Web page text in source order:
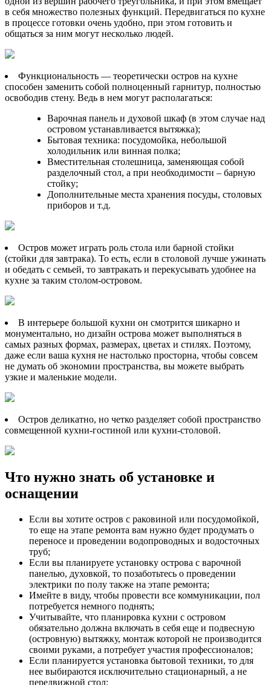
в себя множество полезных функций. Передвигаться по кухне
в процессе готовки очень удобно, при этом готовить и
общаться за ним могут несколько людей.
Функциональность — теоретически остров на кухне
способен заменить собой полноценный гарнитур, полностью
освободив стену. Ведь в нем могут располагаться:
Варочная панель и духовой шкаф (в этом случае над
островом устанавливается вытяжка);
Бытовая техника: посудомойка, небольшой
холодильник или винная полка;
Вместительная столешница, заменяющая собой
разделочный стол, а при необходимости – барную
стойку;
Дополнительные места хранения посуды, столовых
приборов и т.д.
Остров может играть роль стола или барной стойки
(стойки для завтрака). То есть, если в столовой лучше ужинать
и обедать с семьей, то завтракать и перекусывать удобнее на
кухне за таким столом-островом.
В интерьере большой кухни он смотрится шикарно и
монументально, но дизайн острова может выполняться в
самых разных формах, размерах, цветах и стилях. Поэтому,
даже если ваша кухня не настолько просторна, чтобы совсем
не думать об экономии пространства, вы можете выбрать
узкие и маленькие модели.
Остров деликатно, но четко разделяет собой пространство
совмещенной кухни-гостиной или кухни-столовой.
Что нужно знать об установке и
оснащении
Если вы хотите остров с раковиной или посудомойкой,
то еще на этапе ремонта вам нужно будет продумать о
переносе и проведении водопроводных и водосточных
труб;
Если вы планируете установку острова с варочной
панелью, духовкой, то позаботьтесь о проведении
электрики по полу также на этапе ремонта;
Имейте в виду, чтобы провести все коммуникации, пол
потребуется немного поднять;
Учитывайте, что планировка кухни с островом
обязательно должна включать в себя еще и подвесную
(островную) вытяжку, монтаж которой не производится
своими руками, а потребует участия профессионалов;
Если планируется установка бытовой техники, то для
нее выбираются исключительно стационарный, а не
передвижной стол;